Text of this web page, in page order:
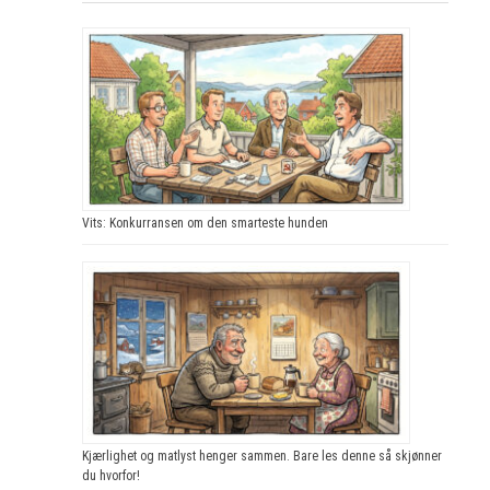
Vits: Konkurransen om den smarteste hunden
Kjærlighet og matlyst henger sammen. Bare les denne så skjønner
du hvorfor!